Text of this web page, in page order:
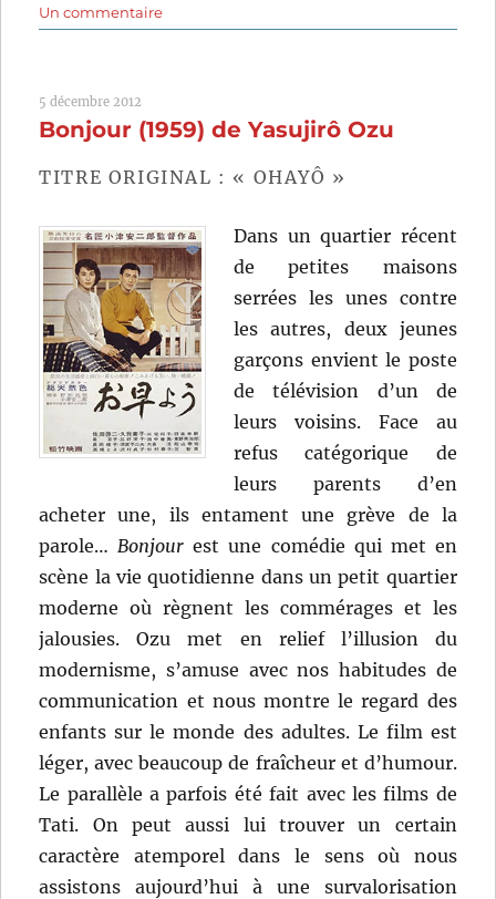
Un commentairesur
Le
(1962)
Yasujirô
5 décembre 2012
Bonjour (1959) de Yasujirô Ozu
TITRE ORIGINAL : « OHAYÔ »
Dans un quartier récent
de petites maisons
serrées les unes contre
les autres, deux jeunes
garçons envient le poste
de télévision d’un de
leurs voisins. Face au
refus catégorique de
leurs parents d’en
acheter une, ils entament une grève de la
parole… Bonjour est une comédie qui met en
scène la vie quotidienne dans un petit quartier
moderne où règnent les commérages et les
jalousies. Ozu met en relief l’illusion du
modernisme, s’amuse avec nos habitudes de
communication et nous montre le regard des
enfants sur le monde des adultes. Le film est
léger, avec beaucoup de fraîcheur et d’humour.
Le parallèle a parfois été fait avec les films de
Tati. On peut aussi lui trouver un certain
caractère atemporel dans le sens où nous
assistons aujourd’hui à une survalorisation